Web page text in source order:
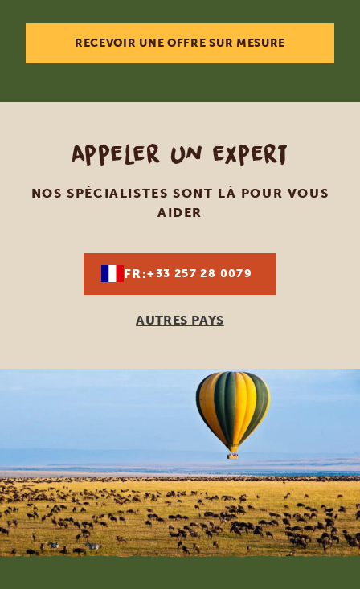
RECEVOIR UNE OFFRE SUR MESURE
Appeler un expert
NOS SPÉCIALISTES SONT LÀ POUR VOUS
AIDER
FR:+33 257 28 0079
AUTRES PAYS